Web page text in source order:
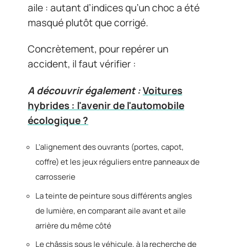
aile : autant d’indices qu’un choc a été
masqué plutôt que corrigé.
Concrètement, pour repérer un
accident, il faut vérifier :
A découvrir également :Voitures
hybrides : l'avenir de l'automobile
écologique ?
L’alignement des ouvrants (portes, capot,
coffre) et les jeux réguliers entre panneaux de
carrosserie
La teinte de peinture sous différents angles
de lumière, en comparant aile avant et aile
arrière du même côté
Le châssis sous le véhicule, à la recherche de